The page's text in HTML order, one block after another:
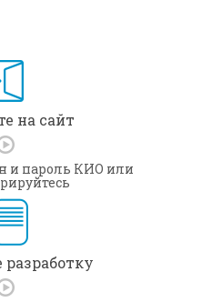
на сайт
и пароль КИО или
разработку